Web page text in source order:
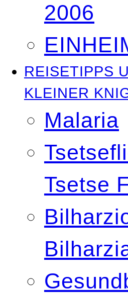
2006
REISETIPPS
KLEINER
Malaria
Tsetse